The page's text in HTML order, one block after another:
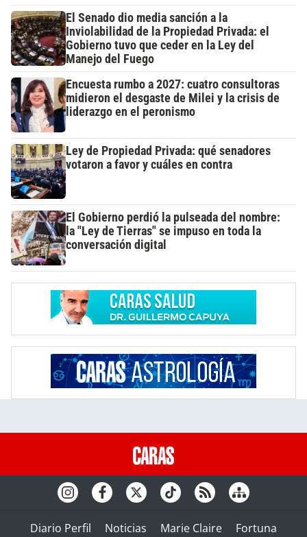
El Senado dio media sanción a la
Inviolabilidad de la Propiedad Privada: el
Gobierno tuvo que ceder en la Ley del
Manejo del Fuego
Encuesta rumbo a 2027: cuatro consultoras
midieron el desgaste de Milei y la crisis de
liderazgo en el peronismo
Ley de Propiedad Privada: qué senadores
votaron a favor y cuáles en contra
El Gobierno perdió la pulseada del nombre:
la "Ley de Tierras" se impuso en toda la
conversación digital
Diario Perfil Noticias Marie Claire Fortuna